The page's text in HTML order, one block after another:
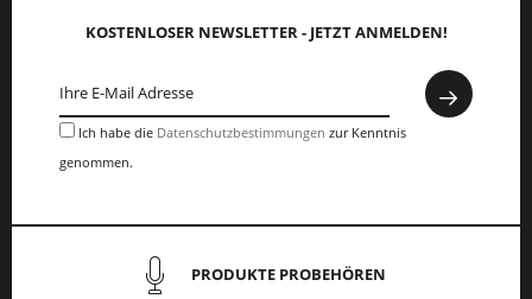
KOSTENLOSER NEWSLETTER - JETZT ANMELDEN!
Ich habe die Datenschutzbestimmungen zur Kenntnis
genommen.
PRODUKTE PROBEHÖREN